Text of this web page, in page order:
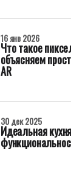
Что такое
объясняем
AR
16 янв 2026
Идеальная
30 дек 2025